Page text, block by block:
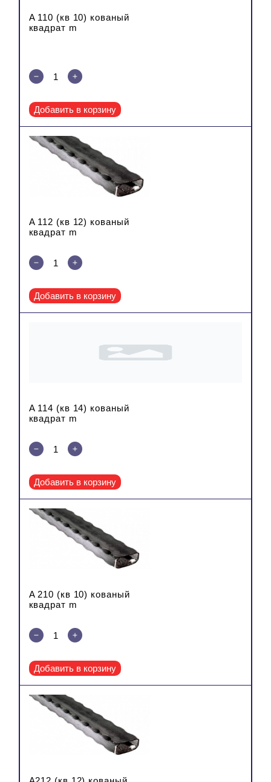
A 110 (кв 10) кованый
квадрат m
Добавить в корзину
A 112 (кв 12) кованый
квадрат m
Добавить в корзину
A 114 (кв 14) кованый
квадрат m
Добавить в корзину
A 210 (кв 10) кованый
квадрат m
Добавить в корзину